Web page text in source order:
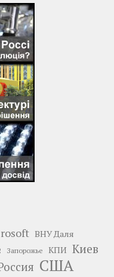
ВНУ Даля
Запорожье КПИ Киев
США